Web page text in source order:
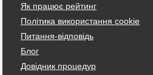
Як працює рейтинг
Політика використання cookie
Питання-відповідь
Блог
Довідник процедур